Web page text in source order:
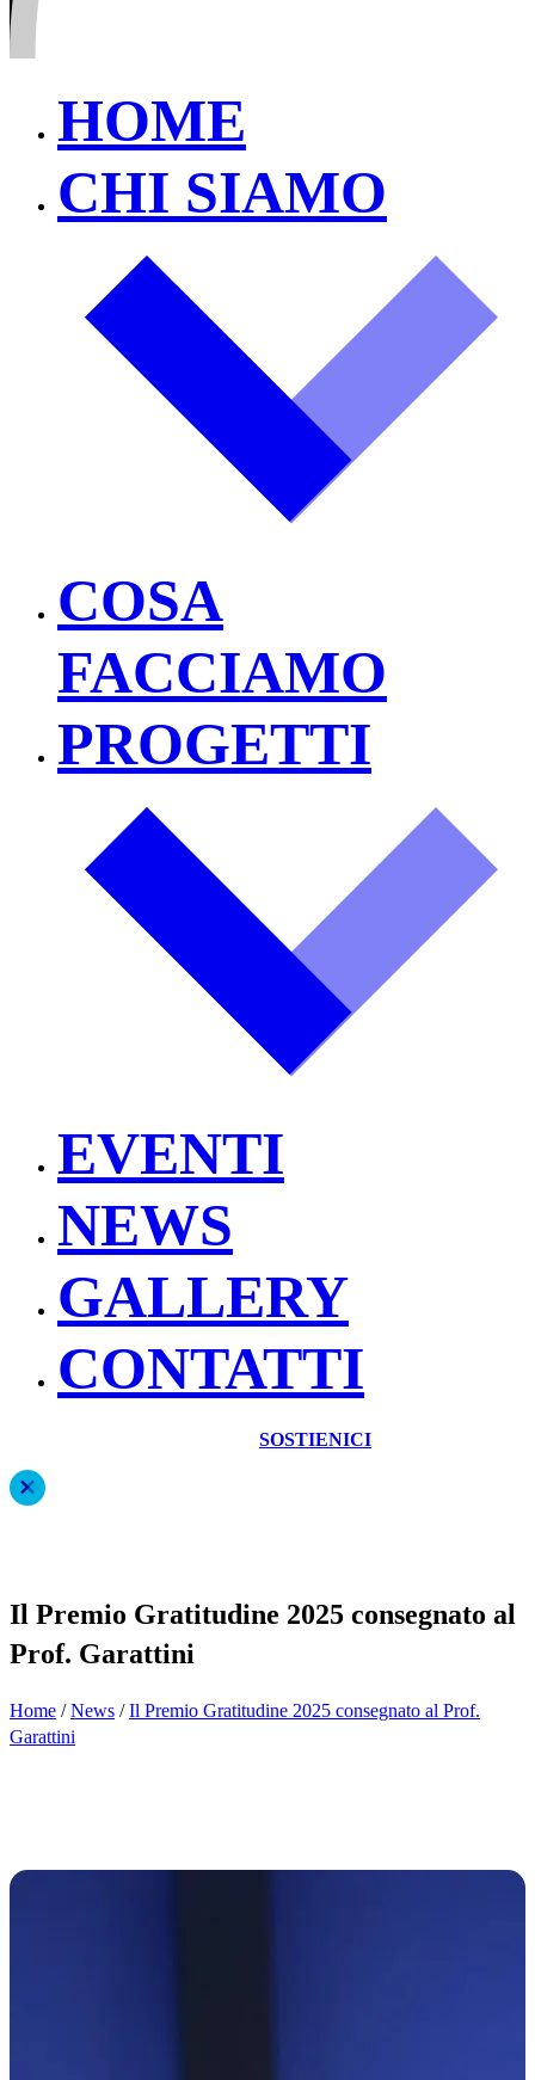
HOME
CHI SIAMO
COSA
FACCIAMO
PROGETTI
EVENTI
NEWS
GALLERY
CONTATTI
SOSTIENICI
Il Premio Gratitudine 2025 consegnato al
Prof. Garattini
Home /News /Il Premio Gratitudine 2025 consegnato al Prof.
Garattini